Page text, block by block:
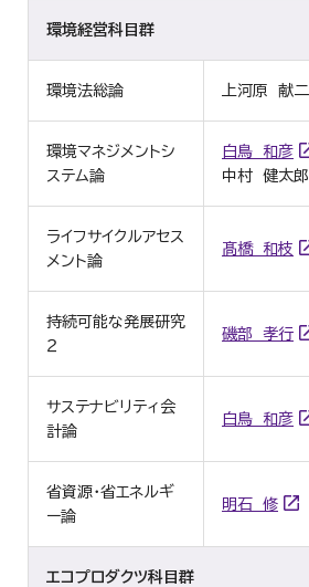
環境経営科目群
環境法総論 上河原 献二
環境マネジメントシ
ステム論
白鳥 和彦
中村 健太郎
ライフサイクルアセス
メント論
髙橋 和枝
持続可能な発展研究
２
磯部 孝行
サステナビリティ会
計論
白鳥 和彦
省資源・省エネルギ
ー論
明石 修
エコプロダクツ科目群